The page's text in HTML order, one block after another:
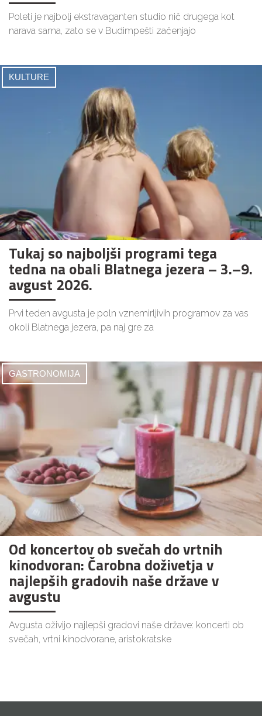
Poleti je najbolj ekstravaganten studio nič drugega kot
narava sama, zato se v Budimpešti začenjajo
KULTURE
Tukaj so najboljši programi tega
tedna na obali Blatnega jezera – 3.–9.
avgust 2026.
Prvi teden avgusta je poln vznemirljivih programov za vas
okoli Blatnega jezera, pa naj gre za
GASTRONOMIJA
Od koncertov ob svečah do vrtnih
kinodvoran: Čarobna doživetja v
najlepših gradovih naše države v
avgustu
Avgusta oživijo najlepši gradovi naše države: koncerti ob
svečah, vrtni kinodvorane, aristokratske